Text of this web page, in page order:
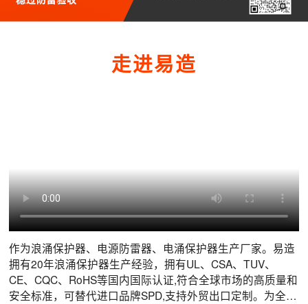
的关键载体，它不仅是数据存储中心，而且是数据流通中
心，信息化的核心场所，其复杂性和重要性不言而喻。机房
设备具有多样性和敏感性，瞬态过电压是导致电子系统故障
的根源之一，它们会在建筑物内扩散，并损坏敏感设备，如
服务器和存储架、安全系统、逆变器和空调设备，造成通讯
阻断等不可
查看详情 >
数据机房项目案例 【查看全部+】
机所在位置的高度及开阔的地形，导致了风机的雷击次数远
高于当地平均地闪密度下的雷击次数。风力发电机组内部集
成了大量的敏感电子电气元件，如果遭受雷击(特别是叶片和
发电机贵重部件遭受雷击)，除了损失修复期间的电费收入
外，还要负担受损部件拆装和维修的巨大费用，因此，预防
雷击危
查看详情 >
风力发电项目案例 【查看全部+】
电池以及相应的总线控制系统等构成。由于耦合面、系统构
造和室外特殊安装环境的原因，光伏系统面临着遭受雷击和
电涌电压的风险：1. 由于光伏阵列安装位置的暴露特性，雷
电直击风险较高；2. 浪涌过电压风险，会导致从组件到逆变
器再到整个系统的电气设备损坏或瘫痪。易造为光伏系统提
查看详情 >
光伏发电项目案例 【查看全部+】
可用性、雷击故障的可能性和后果，定义其防护等级为A
类，常用的起重机设备为钢材质，极易遭受直击雷导致设备
损坏。港口高压架空线路上遭受的直击雷会沿着供电线路，
通过变电所、箱变等供配电设施引入到岸桥，供电电源经港
区配电房引出，沿电缆沟敷设至每台岸桥底部，再经过电缆
拖动转盘引
查看详情 >
港口码头项目案例 【查看全部+】
走进易造
作为浪涌保护器、电源防雷器、电涌保护器生产厂家。易造
拥有20年浪涌保护器生产经验，拥有UL、CSA、TUV、
CE、CQC、RoHS等国内国际认证,符合全球市场的高质量和
安全标准，可替代进口品牌SPD,支持外贸出口定制。为全球